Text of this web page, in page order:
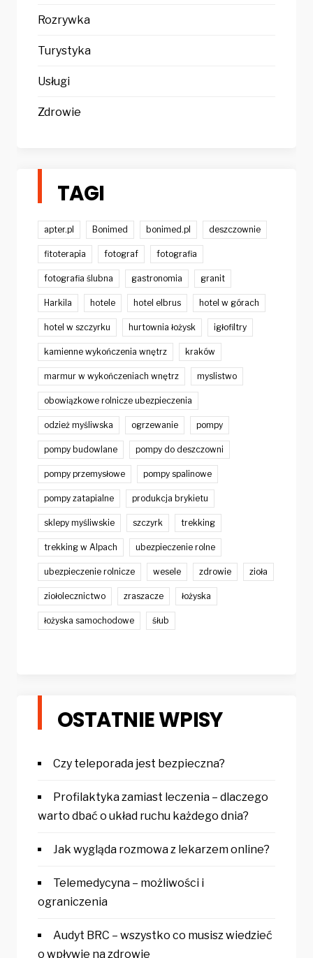
Rozrywka
Turystyka
Usługi
Zdrowie
TAGI
apter.pl Bonimed bonimed.pl deszczownie
fitoterapia fotograf fotografia
fotografia ślubna gastronomia granit
Harkila hotele hotel elbrus hotel w górach
hotel w szczyrku hurtownia łożysk igłofiltry
kamienne wykończenia wnętrz kraków
marmur w wykończeniach wnętrz myslistwo
obowiązkowe rolnicze ubezpieczenia
odzież myśliwska ogrzewanie pompy
pompy budowlane pompy do deszczowni
pompy przemysłowe pompy spalinowe
pompy zatapialne produkcja brykietu
sklepy myśliwskie szczyrk trekking
trekking w Alpach ubezpieczenie rolne
ubezpieczenie rolnicze wesele zdrowie zioła
ziołolecznictwo zraszacze łożyska
łożyska samochodowe śłub
OSTATNIE WPISY
Czy teleporada jest bezpieczna?
Profilaktyka zamiast leczenia – dlaczego
warto dbać o układ ruchu każdego dnia?
Jak wygląda rozmowa z lekarzem online?
Telemedycyna – możliwości i
ograniczenia
Audyt BRC – wszystko co musisz wiedzieć
o wpływie na zdrowie